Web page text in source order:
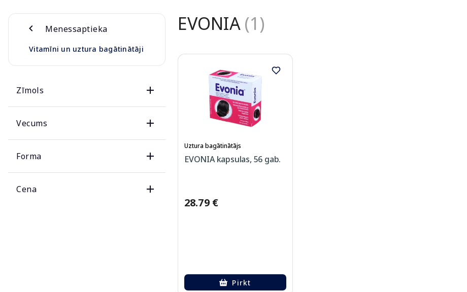
Menessaptieka
Vitamīni un uztura bagātinātāji
Zīmols
Vecums
Forma
Cena
EVONIA (1)
Uztura bagātinātājs
EVONIA kapsulas, 56 gab.
28.79 €
Pirkt